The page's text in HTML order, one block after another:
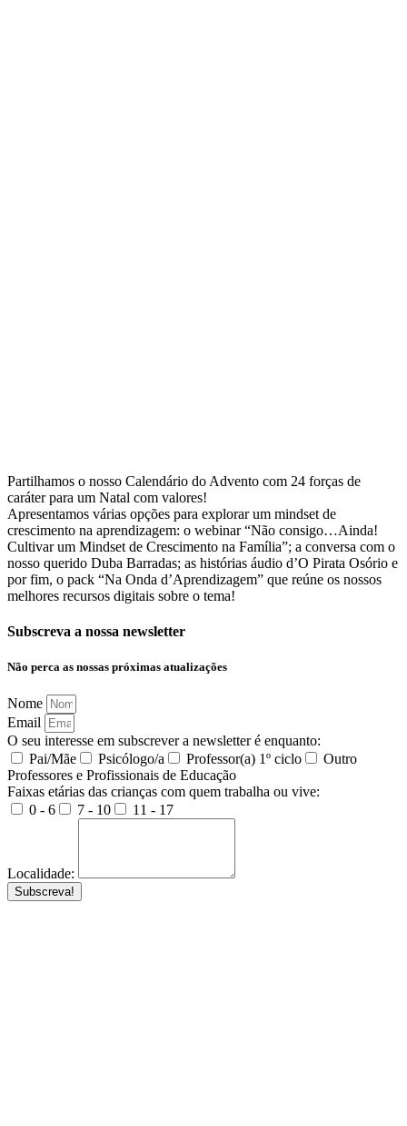
Partilhamos o nosso Calendário do Advento com 24 forças de
caráter para um Natal com valores!
Apresentamos várias opções para explorar um mindset de
crescimento na aprendizagem: o webinar “Não consigo…Ainda!
Cultivar um Mindset de Crescimento na Família”; a conversa com o
nosso querido Duba Barradas; as histórias áudio d’O Pirata Osório e
por fim, o pack “Na Onda d’Aprendizagem” que reúne os nossos
melhores recursos digitais sobre o tema!
Subscreva a nossa newsletter
Não perca as nossas próximas atualizações
Nome
Email
O seu interesse em subscrever a newsletter é enquanto:
Pai/Mãe
Psicólogo/a Professor(a) 1º ciclo
Outro
Professores e Profissionais de Educação
Faixas etárias das crianças com quem trabalha ou vive:
0 - 6
7 - 10 11 - 17
Localidade:
Subscreva!